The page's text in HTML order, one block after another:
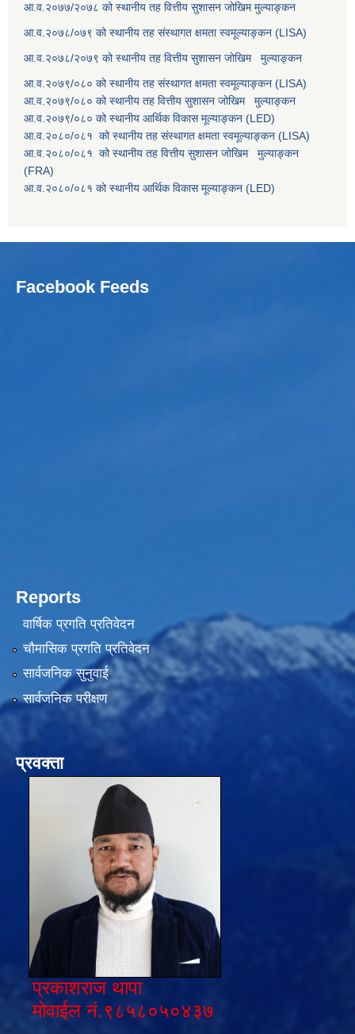
आ.व.२०७७/२०७८ को स्थानीय तह वित्तीय सुशासन जोखिम मुल्याङ्कन
आ.व.२०७८/०७९ को स्थानीय तह संस्थागत क्षमता स्वमूल्याङ्कन (LISA)
आ.व.२०७८/२०७९ को स्थानीय तह वित्तीय सुशासन जोखिम मुल्याङ्कन
आ.व.२०७९/०८० को स्थानीय तह संस्थागत क्षमता स्वमूल्याङ्कन (LISA)
आ.व.२०७९/०८० को स्थानीय तह वित्तीय सुशासन जोखिम मुल्याङ्कन
आ.व.२०७९/०८० को स्थानीय आर्थिक विकास मूल्याङ्कन (LED)
आ.व.२०८०/०८१ को स्थानीय तह संस्थागत क्षमता स्वमूल्याङ्कन (LISA)
आ.व.२०८०/०८१ को स्थानीय तह वित्तीय सुशासन जोखिम मुल्याङ्कन
(FRA)
आ.व.२०८०/०८१ को स्थानीय आर्थिक विकास मूल्याङ्कन (LED)
Facebook Feeds
Reports
वार्षिक प्रगति प्रतिवेदन
चौमासिक प्रगति प्रतिवेदन
सार्वजनिक सुनुवाई
सार्वजनिक परीक्षण
प्रवक्ता
प्रकाशराज थापा
मोवाईल नं.९८५८०५०४३७